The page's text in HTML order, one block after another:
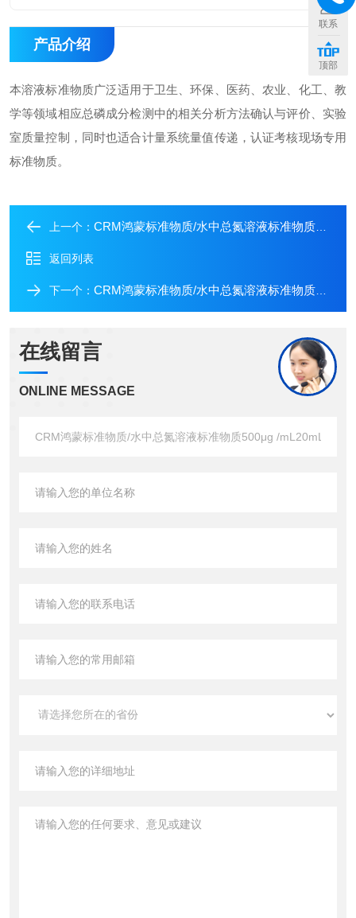
产品介绍
本溶液标准物质广泛适用于卫生、环保、医药、农业、化工、教
学等领域相应总磷成分检测中的相关分析方法确认与评价、实验
室质量控制，同时也适合计量系统量值传递，认证考核现场专用
标准物质。
上一个： CRM鸿蒙标准物质/水中总氮溶液标准物质500μg /mL50mL
返回列表
下一个： CRM鸿蒙标准物质/水中总氮溶液标准物质1000μg/mL100mL
在线留言
ONLINE MESSAGE
联系
顶部